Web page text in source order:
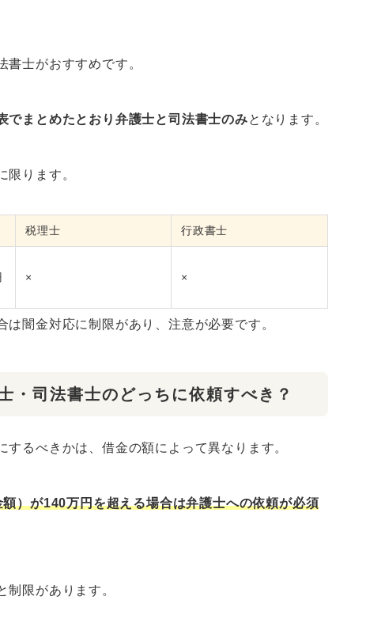
士がおすすめです。
でまとめたとおり弁護士と司法書士のみとなります。
限ります。
税理士 行政書士
× ×
闇金対応に制限があり、注意が必要です。
・司法書士のどっちに依頼すべき？
るべきかは、借金の額によって異なります。
）が140万円を超える場合は弁護士への依頼が必須
制限があります。